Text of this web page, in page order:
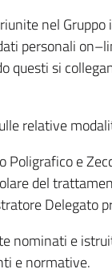
nel Gruppo
personali
questi si
relative
Poligrafico e
del
Delegato
nominati e
e normative.